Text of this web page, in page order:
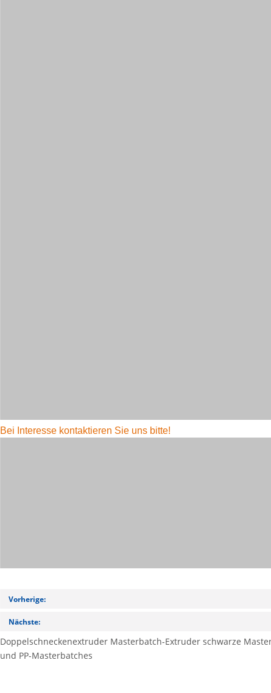
Bei Interesse kontaktieren Sie uns bitte!
Vorherige:
Nächste:
Doppelschneckenextruder Masterbatch-Extruder schwarze
und PP-Masterbatches